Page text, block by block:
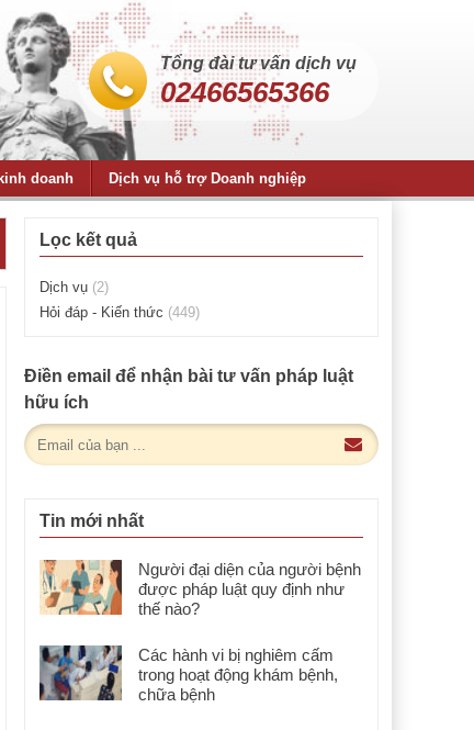
Tổng đài tư vấn dịch vụ
02466565366
doanh Dịch vụ hỗ trợ Doanh nghiệp
Lọc kết quả
Dịch vụ (2)
Hỏi đáp - Kiến thức (449)
Điền email để nhận bài tư vấn pháp luật
hữu ích
Tin mới nhất
Người đại diện của người bệnh
được pháp luật quy định như
thế nào?
Các hành vi bị nghiêm cấm
trong hoạt động khám bệnh,
chữa bệnh